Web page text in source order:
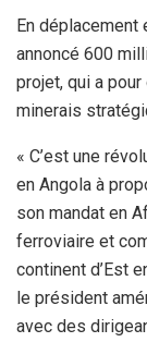
En déplacement
annoncé 600
projet, qui a
minerais
« C’est une
en Angola à
son mandat en
ferroviaire et
continent d’Est
le président
avec des